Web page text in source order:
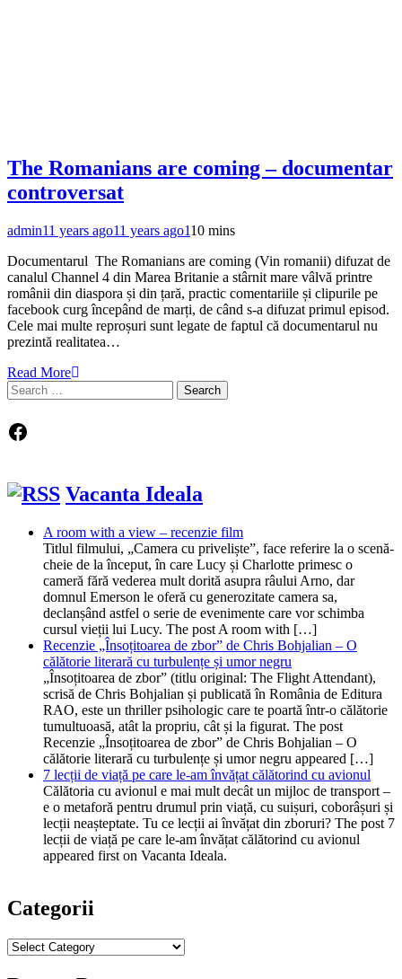
The Romanians are coming – documentar
controversat
admin11 years ago11 years ago110 mins
Documentarul The Romanians are coming (Vin romanii) difuzat de
canalul Channel 4 din Marea Britanie a stârnit mare vâlvă printre
românii din diaspora și din țară, practic comentariile și clipurile pe
facebook curg începând de marți, de când s-a difuzat primul episod.
Cele mai multe reproșuri sunt legate de faptul că documentarul nu
prezintă realitatea…
Read More
Search
for:
Facebook
Vacanta Ideala
A room with a view – recenzie film
Titlul filmului, „Camera cu priveliște”, face referire la o scenă-
cheie de la început, în care Lucy și Charlotte primesc o
cameră fără vederea mult dorită asupra râului Arno, dar
domnul Emerson le oferă cu generozitate camera sa,
declanșând astfel o serie de evenimente care vor schimba
cursul vieții lui Lucy. The post A room with […]
Recenzie „Însoțitoarea de zbor” de Chris Bohjalian – O
călătorie literară cu turbulențe și umor negru
„Însoțitoarea de zbor” (titlu original: The Flight Attendant),
scrisă de Chris Bohjalian și publicată în România de Editura
RAO, este un thriller psihologic care te poartă într-o călătorie
tumultuoasă, atât la propriu, cât și la figurat. The post
Recenzie „Însoțitoarea de zbor” de Chris Bohjalian – O
călătorie literară cu turbulențe și umor negru appeared […]
7 lecții de viață pe care le-am învățat călătorind cu avionul
Călătoria cu avionul e mai mult decât un mijloc de transport –
e o metaforă pentru drumul prin viață, cu suișuri, coborâșuri și
lecții neașteptate. Tu ce lecții ai învățat din zboruri? The post 7
lecții de viață pe care le-am învățat călătorind cu avionul
appeared first on Vacanta Ideala.
Categorii
Categorii